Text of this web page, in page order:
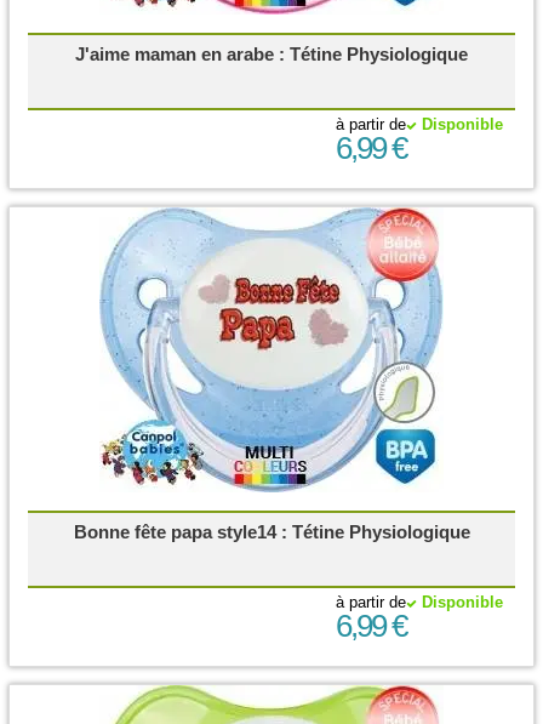
J'aime maman en arabe : Tétine Physiologique
Disponible
à partir de
6,99 €
Bonne fête papa style14 : Tétine Physiologique
Disponible
à partir de
6,99 €